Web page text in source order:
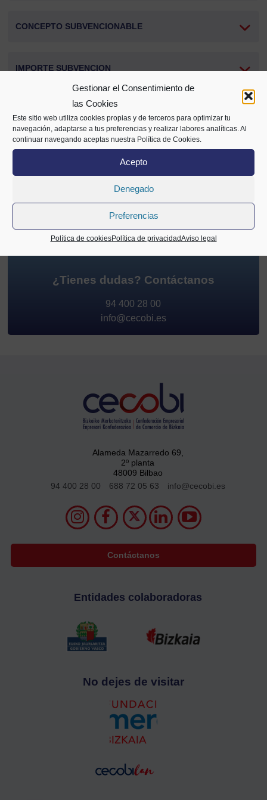
Gestionar el Consentimiento de
las Cookies
Este sitio web utiliza cookies propias y de terceros para optimizar tu
navegación, adaptarse a tus preferencias y realizar labores analíticas. Al
continuar navegando aceptas nuestra Política de Cookies.
Acepto
Denegado
Preferencias
Política de cookiesPolítica de privacidadAviso legal
CONCEPTO SUBVENCIONABLE
IMPORTE SUBVENCION
PRESENTACIÓN DE SOLICITUDES
¿Tienes dudas? Contáctanos
94 400 28 00
info@cecobi.es
Alameda Mazarredo 69,
2º planta
48009 Bilbao
94 400 28 00
688 72 05 63 info@cecobi.es
Contáctanos
Entidades colaboradoras
No dejes de visitar